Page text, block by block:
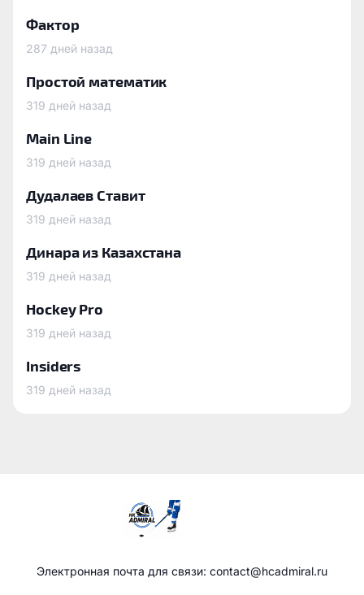
Фактор
287 дней назад
Простой математик
319 дней назад
Main Line
319 дней назад
Дудалаев Ставит
319 дней назад
Динара из Казахстана
319 дней назад
Hockey Pro
319 дней назад
Insiders
319 дней назад
Электронная почта для связи: contact@hcadmiral.ru